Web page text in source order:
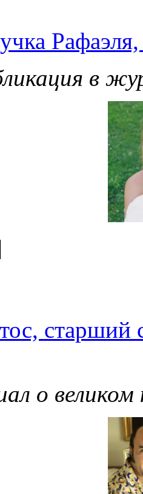
в
старший
о великом